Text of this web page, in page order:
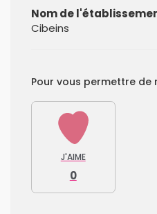
Nom de
Cibeins
Pour vous permettre de
J'AIME
0